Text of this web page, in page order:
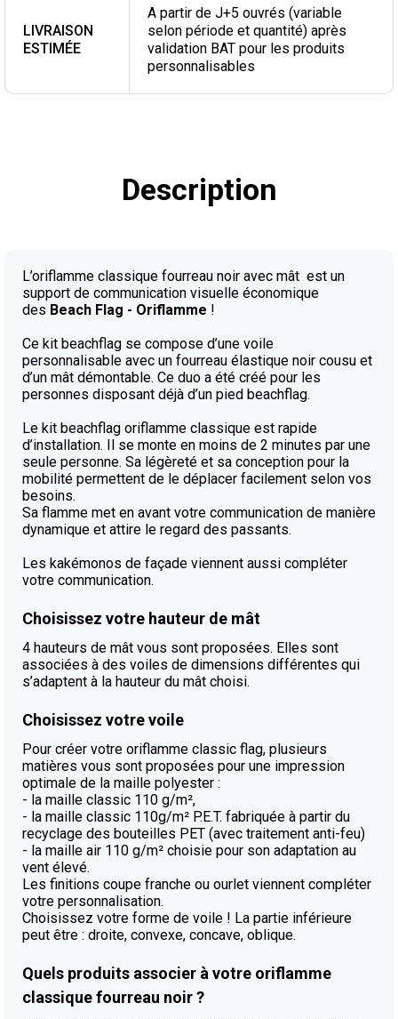
LIVRAISON
ESTIMÉE
A partir de J+5 ouvrés (variable
selon période et quantité) après
validation BAT pour les produits
personnalisables
Description
L’oriflamme classique fourreau noir avec mât est un
support de communication visuelle économique
des Beach Flag - Oriflamme !
Ce kit beachflag se compose d’une voile
personnalisable avec un fourreau élastique noir cousu et
d’un mât démontable. Ce duo a été créé pour les
personnes disposant déjà d’un pied beachflag.
Le kit beachflag oriflamme classique est rapide
d’installation. Il se monte en moins de 2 minutes par une
seule personne. Sa légèreté et sa conception pour la
mobilité permettent de le déplacer facilement selon vos
besoins.
Sa flamme met en avant votre communication de manière
dynamique et attire le regard des passants.
Les kakémonos de façade viennent aussi compléter
votre communication.
Choisissez votre hauteur de mât
4 hauteurs de mât vous sont proposées. Elles sont
associées à des voiles de dimensions différentes qui
s’adaptent à la hauteur du mât choisi.
Choisissez votre voile
Pour créer votre oriflamme classic flag, plusieurs
matières vous sont proposées pour une impression
optimale de la maille polyester :
- la maille classic 110 g/m²,
- la maille classic 110g/m² P.E.T. fabriquée à partir du
recyclage des bouteilles PET (avec traitement anti-feu)
- la maille air 110 g/m² choisie pour son adaptation au
vent élevé.
Les finitions coupe franche ou ourlet viennent compléter
votre personnalisation.
Choisissez votre forme de voile ! La partie inférieure
peut être : droite, convexe, concave, oblique.
Quels produits associer à votre oriflamme
classique fourreau noir ?